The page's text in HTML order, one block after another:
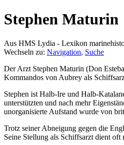
Stephen Maturin
Aus HMS Lydia - Lexikon
Wechseln zu: Navigation, Suche
Der Arzt Stephen Maturin (Don
Kommandos von Aubrey als
Stephen ist Halb-Ire und Halb-
unterstützten und nach mehr
unorganisierte Aufstand wurde von
Trotz seiner Abneigung gegen die
Seine Stellung als Schiffsarzt dient